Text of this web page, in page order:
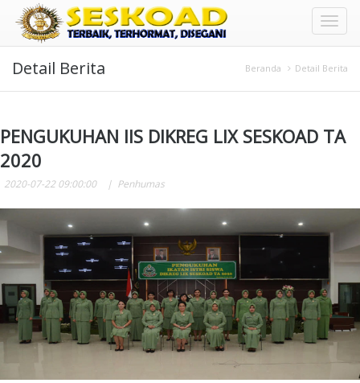
Toggle
Detail Berita Beranda Detail Berita
PENGUKUHAN IIS DIKREG LIX SESKOAD TA
2020
2020-07-22 09:00:00 Penhumas